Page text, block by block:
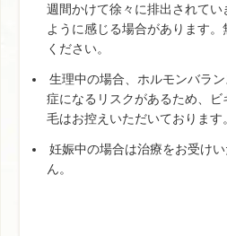
週間かけて徐々に排出されてい
ように感じる場合があります
ください。
生理中の場合、ホルモンバラ
症になるリスクがあるため、
毛はお控えいただいております。
妊娠中の場合は治療をお受け
ん。